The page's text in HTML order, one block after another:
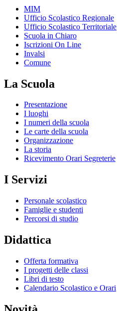
MIM
Ufficio Scolastico Regionale
Ufficio Scolastico Territoriale
Scuola in Chiaro
Iscrizioni On Line
Invalsi
Comune
La Scuola
Presentazione
I luoghi
I numeri della scuola
Le carte della scuola
Organizzazione
La storia
Ricevimento Orari Segreterie
I Servizi
Personale scolastico
Famiglie e studenti
Percorsi di studio
Didattica
Offerta formativa
I progetti delle classi
Libri di testo
Calendario Scolastico e Orari